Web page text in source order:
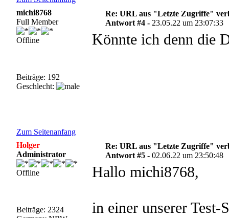
michi8768
Full Member
Offline
Beiträge: 192
Geschlecht:
Re: URL aus "Letzte Zugriffe"
Antwort #4 - 23.05.22 um 23:07:33
Könnte ich denn die
Zum Seitenanfang
Holger
Administrator
Offline
Beiträge: 2324
Re: URL aus "Letzte Zugriffe"
Antwort #5 -02.06.22 um 23:50:48
Hallo michi8768,
in einer unserer